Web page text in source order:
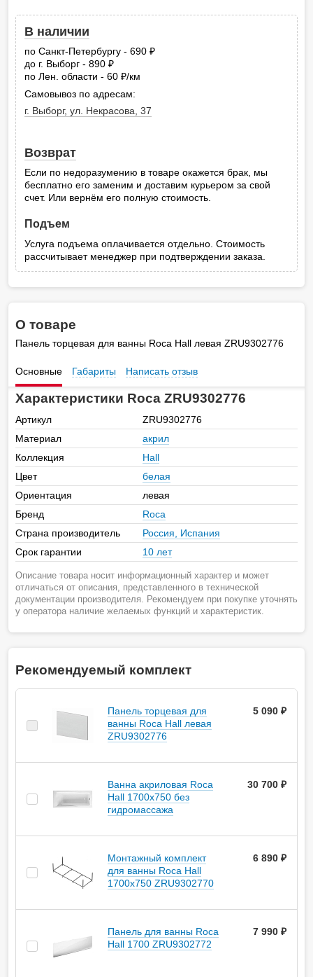
В наличии
по Санкт-Петербургу - 690
до г. Выборг - 890
по Лен. области - 60
руб.
/км
Самовывоз по адресам:
г. Выборг, ул. Некрасова, 37
Возврат
Если по недоразумению в товаре окажется брак, мы
бесплатно его заменим и доставим курьером за свой
счет. Или вернём его полную стоимость.
Подъем
Услуга подъема оплачивается отдельно. Стоимость
рассчитывает менеджер при подтверждении заказа.
О товаре
Панель торцевая для ванны Roca Hall левая ZRU9302776
Основные Габариты Написать отзыв
Характеристики Roca ZRU9302776
Артикул
ZRU9302776
Материал
акрил
Коллекция
Hall
Цвет
белая
Ориентация
левая
Бренд
Roca
Страна производитель
Россия, Испания
Срок гарантии
10 лет
Описание товара носит информационный характер и может
отличаться от описания, представленного в технической
документации производителя. Рекомендуем при покупке уточнять
у оператора наличие желаемых функций и характеристик.
Рекомендуемый комплект
Панель торцевая для
ванны Roca Hall левая
ZRU9302776
5 090 ₽
Ванна акриловая Roca
Hall 1700х750 без
гидромассажа
30 700 ₽
Монтажный комплект
для ванны Roca Hall
1700х750 ZRU9302770
6 890 ₽
Панель для ванны Roca
Hall 1700 ZRU9302772
7 990 ₽